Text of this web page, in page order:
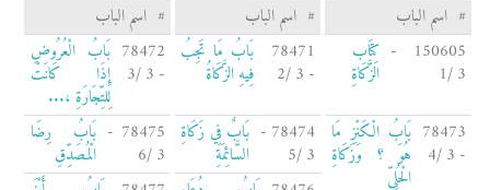
# اسم الباب # اسم الباب # اسم الباب
150605 -
3 /1
كِتَاب
الزَّكَاةِ
78471
- 3 /2
بَابُ مَا تَجِبُ
فِيهِ الزَّكَاةُ
78472
- 3 /3
بَابُ الْعُرُوضِ
إِذَا كَانَتْ
لِلتِّجَارَةِ ،...
78473
- 3 /4
بَابُ الْكَنْزِ مَا
هُوَ ؟ وَزَكَاةِ
الْحُلِيِّ
78474 -
3 /5
بَابٌ فِي زَكَاةِ
السَّائِمَةِ
78475 -
3 /6
بَابُ رِضَا
الْمُصَدِّقِ